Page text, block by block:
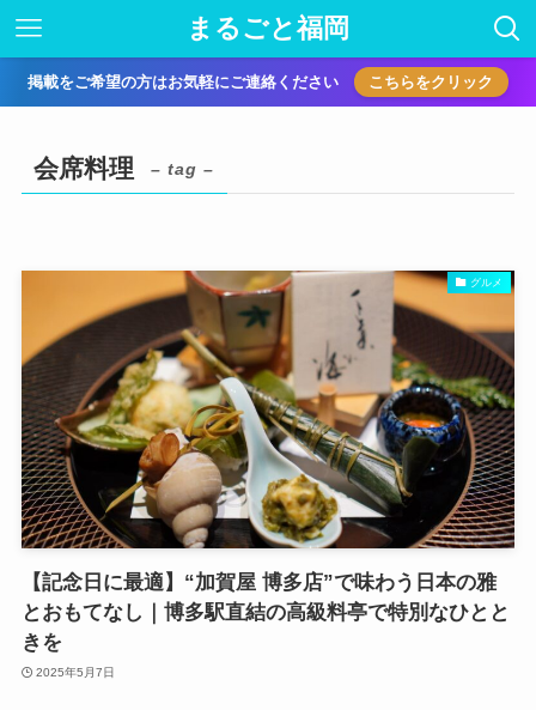
まるごと福岡
掲載をご希望の方はお気軽にご連絡ください こちらをクリック
会席料理 – tag –
グルメ
【記念日に最適】“加賀屋 博多店”で味わう日本の雅
とおもてなし｜博多駅直結の高級料亭で特別なひとと
きを
2025年5月7日